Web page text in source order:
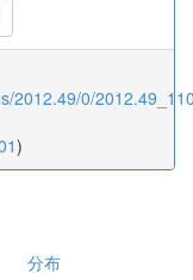
2012.49/0/
)
分布